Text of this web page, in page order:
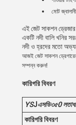
মোট জ্বালানী
এই জেট সাকশন ড্রেজার
একটি নদী বালি খনির
নদী ও হ্রদের মতো
আজই জেট সাকশন
সম্পন্ন করুন!
কারিগরি বিবরণ
YSJএসডি৩৫0 লতা
কারিগরি বিবরণ